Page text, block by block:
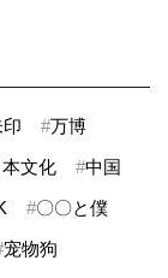
#万博
文化 #中国
#〇〇と僕
宠物狗